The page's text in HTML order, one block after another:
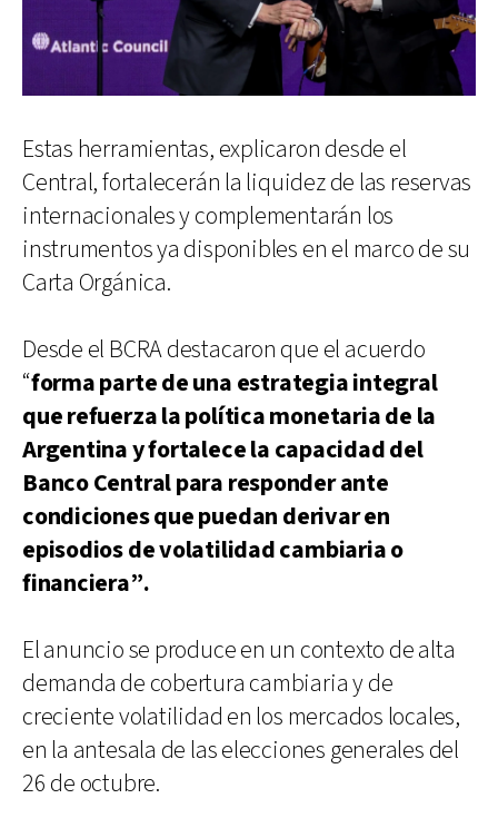
Estas herramientas, explicaron desde el
Central, fortalecerán la liquidez de las reservas
internacionales y complementarán los
instrumentos ya disponibles en el marco de su
Carta Orgánica.
Desde el BCRA destacaron que el acuerdo
“forma parte de una estrategia integral
que refuerza la política monetaria de la
Argentina y fortalece la capacidad del
Banco Central para responder ante
condiciones que puedan derivar en
episodios de volatilidad cambiaria o
financiera”.
El anuncio se produce en un contexto de alta
demanda de cobertura cambiaria y de
creciente volatilidad en los mercados locales,
en la antesala de las elecciones generales del
26 de octubre.